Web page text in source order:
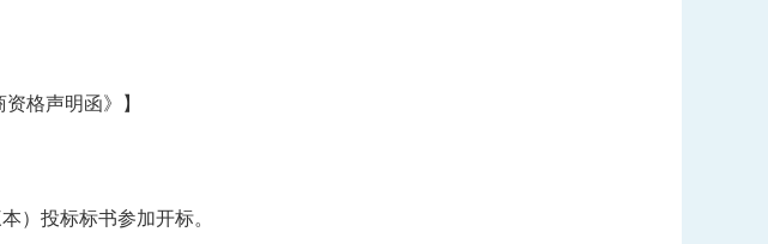
格声明函》】
）投标标书参加开标。